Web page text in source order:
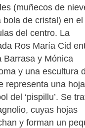
(muñecos de
bola de cristal) en el
del centro. La
Ros María Cid
Barrasa y Mónica
y una escultura
representa una
del ‘pispillu’. Se
cuyas hojas
y forman un